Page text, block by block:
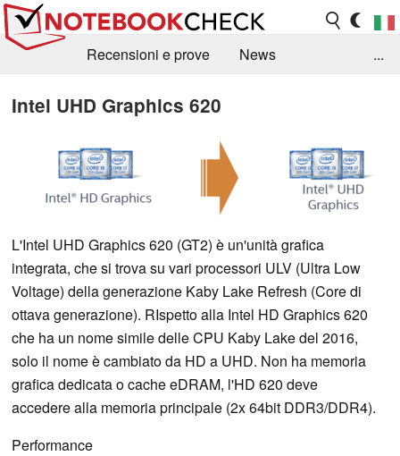
Recensioni e prove
News
...
Intel UHD Graphics 620
L'Intel UHD Graphics 620 (GT2) è un'unità grafica
integrata, che si trova su vari processori ULV (Ultra Low
Voltage) della generazione Kaby Lake Refresh (Core di
ottava generazione). RIspetto alla Intel HD Graphics 620
che ha un nome simile delle CPU Kaby Lake del 2016,
solo il nome è cambiato da HD a UHD. Non ha memoria
grafica dedicata o cache eDRAM, l'HD 620 deve
accedere alla memoria principale (2x 64bit DDR3/DDR4).
Performance